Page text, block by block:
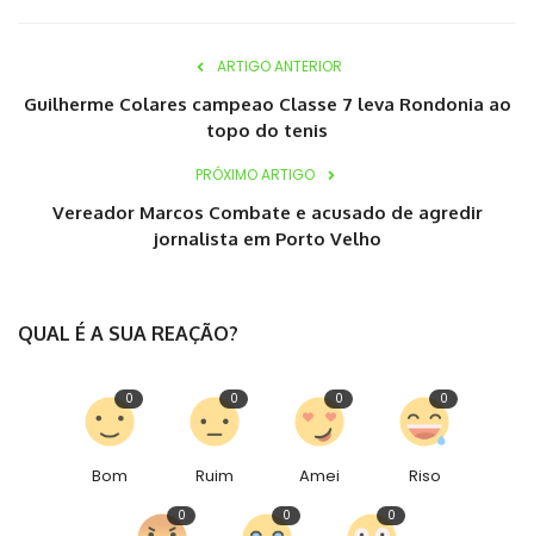
ARTIGO ANTERIOR
Guilherme Colares campeao Classe 7 leva Rondonia ao
topo do tenis
PRÓXIMO ARTIGO
Vereador Marcos Combate e acusado de agredir
jornalista em Porto Velho
QUAL É A SUA REAÇÃO?
Bom
0
Ruim
0
Amei
0
Riso
0
0 0 0